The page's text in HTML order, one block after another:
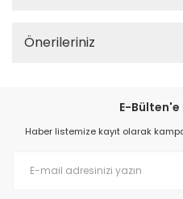
Önerileriniz
E-Bülten'e
Haber listemize kayıt olarak